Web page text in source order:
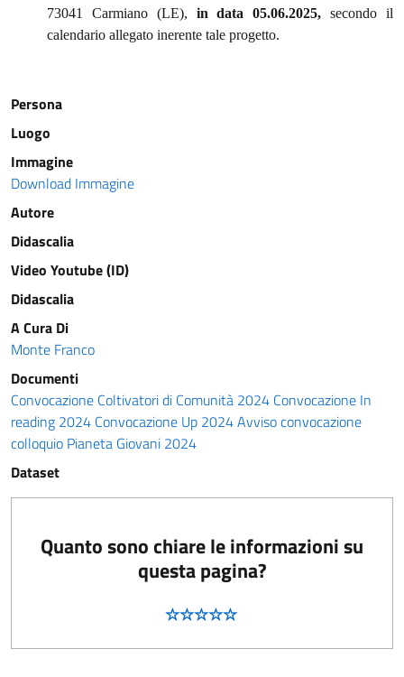
73041 Carmiano (LE), in data 05.06.2025,secondo il
calendario allegato inerente tale progetto.
Persona
Luogo
Immagine
Download Immagine
Autore
Didascalia
Video Youtube (ID)
Didascalia
A Cura Di
Monte Franco
Documenti
Convocazione Coltivatori di Comunità 2024 Convocazione In
reading 2024 Convocazione Up 2024Avviso convocazione
colloquio Pianeta Giovani 2024
Dataset
Quanto sono chiare le informazioni su
questa pagina?